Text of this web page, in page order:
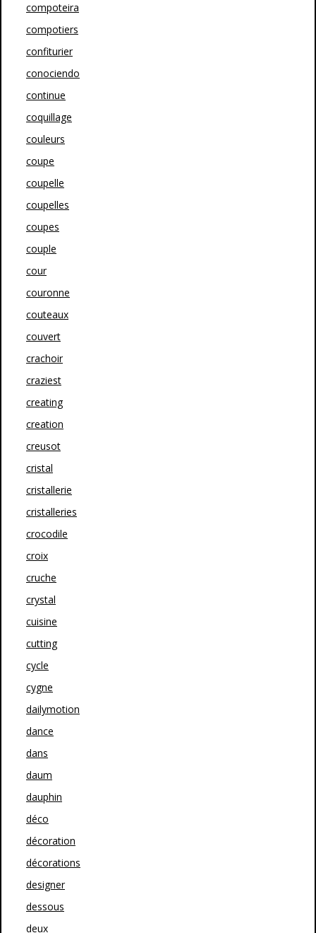
compoteira
compotiers
confiturier
conociendo
continue
coquillage
couleurs
coupe
coupelle
coupelles
coupes
couple
cour
couronne
couteaux
couvert
crachoir
craziest
creating
creation
creusot
cristal
cristallerie
cristalleries
crocodile
croix
cruche
crystal
cuisine
cutting
cycle
cygne
dailymotion
dance
dans
daum
dauphin
déco
décoration
décorations
designer
dessous
deux